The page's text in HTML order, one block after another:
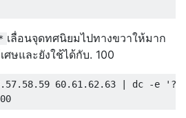
เลื่อนจุดทศนิยมไปทางขวาให้มาก
ศษและยังใช้ได้กับ. 100
60.61.62.63 | dc -e